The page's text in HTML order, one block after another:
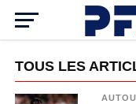
TOUS LES